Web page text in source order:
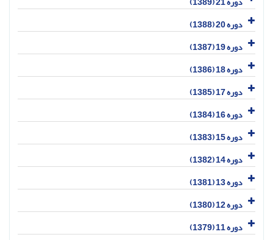
دوره 20 (1388)
دوره 19 (1387)
دوره 18 (1386)
دوره 17 (1385)
دوره 16 (1384)
دوره 15 (1383)
دوره 14 (1382)
دوره 13 (1381)
دوره 12 (1380)
دوره 11 (1379)